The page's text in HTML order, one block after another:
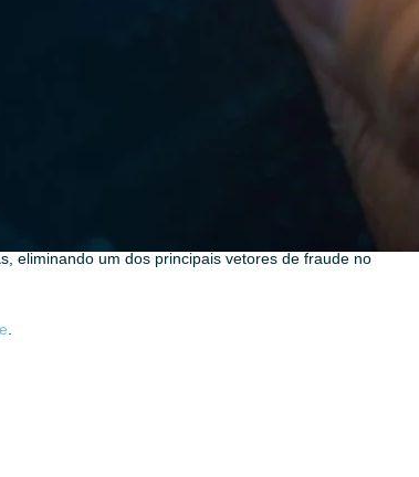
eliminando um dos principais vetores de fraude no
.